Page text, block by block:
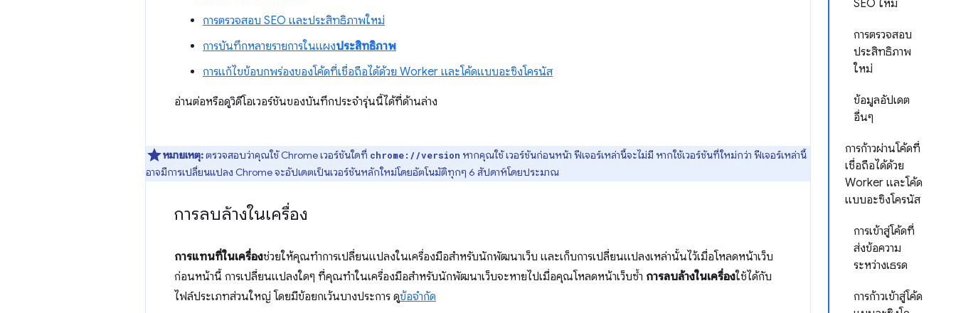
SEO ใหม่
การตรวจสอบ
ประสิทธิภาพ
ใหม่
ข้อมูลอัปเดต
อื่นๆ
การก้าวผ่านโค้ดที่
เชื่อถือได้ด้วย
Worker และโค้ด
แบบอะซิงโครนัส
การเข้าสู่โค้ดที่
ส่งข้อความ
ระหว่างเธรด
การก้าวเข้าสู่โค้ด
การตรวจสอบ SEO และประสิทธิภาพใหม่
การบันทึกหลายรายการในแผงประสิทธิภาพ
การแก้ไขข้อบกพร่องของโค้ดที่เชื่อถือได้ด้วย Worker และโค้ดแบบอะซิงโครนัส
อ่านต่อหรือดูวิดีโอเวอร์ชันของบันทึกประจำรุ่นนี้ได้ที่ด้านล่าง
หมายเหตุ:ตรวจสอบว่าคุณใช้ Chrome เวอร์ชันใดที่ chrome://version หากคุณใช้ เวอร์ชันก่อนหน้า ฟีเจอร์เหล่านี้จะไม่มี หากใช้เวอร์ชันที่ใหม่กว่า ฟีเจอร์เหล่านี้
อาจมีการเปลี่ยนแปลง Chrome จะอัปเดตเป็นเวอร์ชันหลักใหม่โดยอัตโนมัติทุกๆ 6 สัปดาห์โดยประมาณ
การลบล้างในเครื่อง
การแทนที่ในเครื่องช่วยให้คุณทำการเปลี่ยนแปลงในเครื่องมือสำหรับนักพัฒนาเว็บ และเก็บการเปลี่ยนแปลงเหล่านั้นไว้เมื่อโหลดหน้าเว็บ
ก่อนหน้านี้ การเปลี่ยนแปลงใดๆ ที่คุณทำในเครื่องมือสำหรับนักพัฒนาเว็บจะหายไปเมื่อคุณโหลดหน้าเว็บซ้ำ การลบล้างในเครื่องใช้ได้กับ
ไฟล์ประเภทส่วนใหญ่ โดยมีข้อยกเว้นบางประการ ดูข้อจำกัด